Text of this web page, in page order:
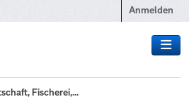
Anmelden
Fischerei,...